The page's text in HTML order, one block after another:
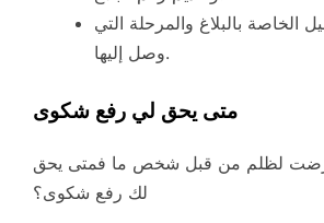
الخاصة بالبلاغ والمرحلة التي
وصل إليها.
متى يحق لي رفع شكوى
لظلم من قبل شخص ما فمتى يحق
لك رفع شكوى؟